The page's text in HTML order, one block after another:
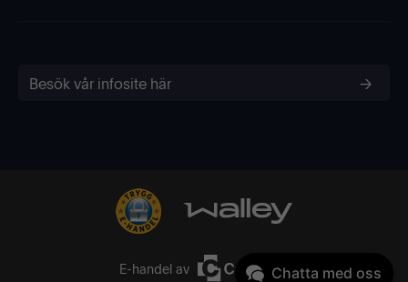
Besök vår infosite här
E-handel av Chatta med oss